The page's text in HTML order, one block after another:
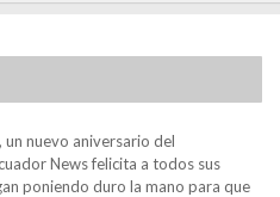
nuevo aniversario del
News felicita a todos sus
poniendo duro la mano para que